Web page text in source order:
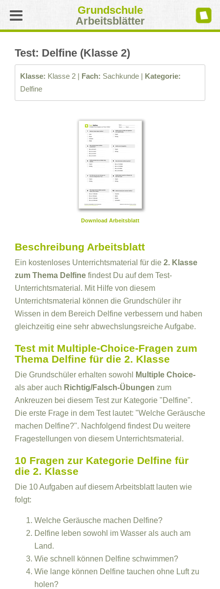
Grundschule
Arbeitsblätter
Test: Delfine (Klasse 2)
Klasse: Klasse 2 | Fach: Sachkunde | Kategorie:
Delfine
Download Arbeitsblatt
Beschreibung Arbeitsblatt
Ein kostenloses Unterrichtsmaterial für die 2. Klasse
zum Thema Delfine findest Du auf dem Test-
Unterrichtsmaterial. Mit Hilfe von diesem
Unterrichtsmaterial können die Grundschüler ihr
Wissen in dem Bereich Delfine verbessern und haben
gleichzeitig eine sehr abwechslungsreiche Aufgabe.
Test mit Multiple-Choice-Fragen zum
Thema Delfine für die 2. Klasse
Die Grundschüler erhalten sowohl
Multiple Choice-
als aber auch Richtig/Falsch-Übungen zum
Ankreuzen bei diesem Test zur Kategorie "Delfine".
Die erste Frage in dem Test lautet: "Welche Geräusche
machen Delfine?". Nachfolgend findest Du weitere
Fragestellungen von diesem Unterrichtsmaterial.
10 Fragen zur Kategorie Delfine für
die 2. Klasse
Die 10 Aufgaben auf diesem Arbeitsblatt lauten wie
folgt:
Welche Geräusche machen Delfine?
Delfine leben sowohl im Wasser als auch am
Land.
Wie schnell können Delfine schwimmen?
Wie lange können Delfine tauchen ohne Luft zu
holen?